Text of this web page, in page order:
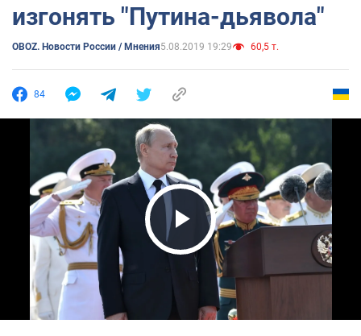
изгонять "Путина-дьявола"
OBOZ. Новости России / Мнения5.08.2019 19:29 60,5 т.
84
Play Video